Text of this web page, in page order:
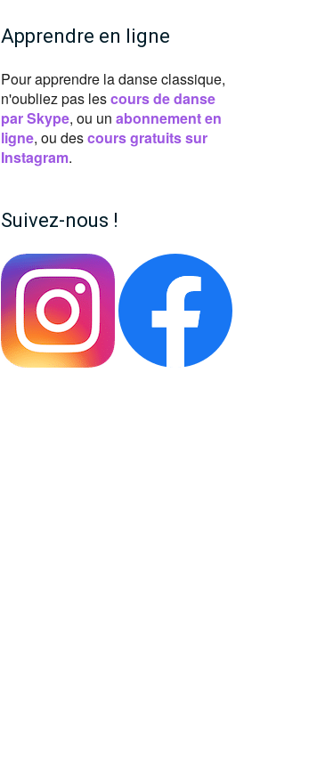
Apprendre en ligne
Pour apprendre la danse classique,
n'oubliez pas lescours de danse
par Skype, ou un abonnement en
ligne, ou descours gratuits sur
Instagram.
Suivez-nous !